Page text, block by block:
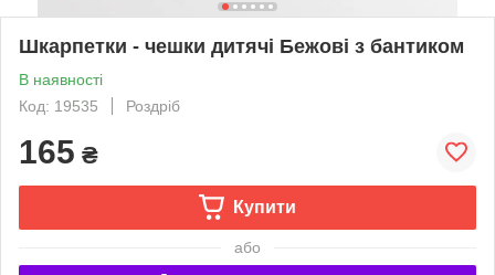
Шкарпетки - чешки дитячі Бежові з бантиком
В наявності
Код: 19535
Роздріб
165 ₴
Купити
або